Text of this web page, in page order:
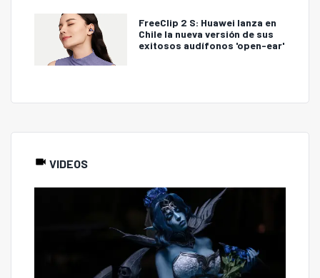
FreeClip 2 S: Huawei lanza en
Chile la nueva versión de sus
exitosos audífonos 'open-ear'
VIDEOS